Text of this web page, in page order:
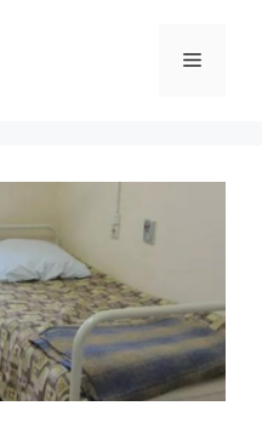
Menu